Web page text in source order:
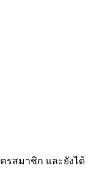
รสมาชิก และยังได้